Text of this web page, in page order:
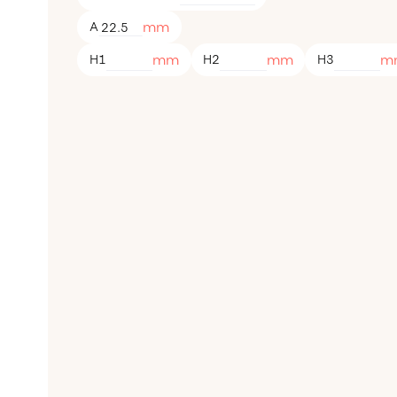
A mm
H1 mm H2 mm H3